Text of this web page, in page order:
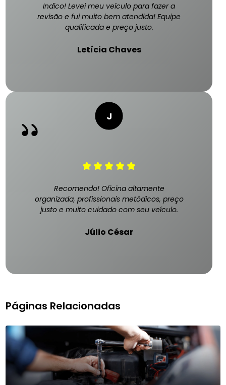
Indico! Levei meu veículo para fazer a
revisão e fui muito bem atendida! Equipe
qualificada e preço justo.
Letícia Chaves
Recomendo! Oficina altamente
organizada, profissionais metódicos, preço
justo e muito cuidado com seu veículo.
Júlio César
Páginas Relacionadas